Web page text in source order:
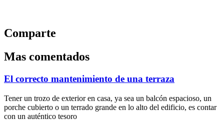
Comparte
Mas comentados
El correcto mantenimiento de una terraza
Tener un trozo de exterior en casa, ya sea un balcón espacioso, un
porche cubierto o un terrado grande en lo alto del edificio, es contar
con un auténtico tesoro